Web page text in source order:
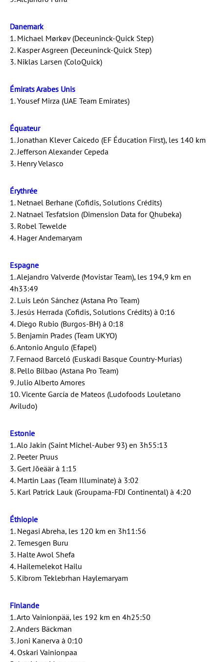
Danemark
1. Michael Mørkøv (Deceuninck-Quick Step)
2. Kasper Asgreen (Deceuninck-Quick Step)
3. Niklas Larsen (ColoQuick)
Émirats Arabes Unis
1. Yousef Mirza (UAE Team Emirates)
Équateur
1. Jonathan Klever Caicedo (EF Éducation First), les 140 km
2. Jefferson Alexander Cepeda
3. Henry Velasco
Érythrée
1. Netnael Berhane (Cofidis, Solutions Crédits)
2. Natnael Tesfatsion (Dimension Data for Qhubeka)
3. Robel Tewelde
4. Hager Andemaryam
Espagne
1. Alejandro Valverde (Movistar Team), les 194,9 km en
4h33:49
2. Luis León Sánchez (Astana Pro Team)
3. Jesús Herrada (Cofidis, Solutions Crédits) à 0:16
4. Diego Rubio (Burgos-BH) à 0:18
5. Benjamín Prades (Team UKYO)
6. Antonio Angulo (Efapel)
7. Fernaod Barceló (Euskadi Basque Country-Murias)
8. Pello Bilbao (Astana Pro Team)
9. Julio Alberto Amores
10. Vicente García de Mateos (Ludofoods Louletano
Aviludo)
Estonie
1. Alo Jakin (Saint Michel-Auber 93) en 3h55:13
2. Peeter Pruus
3. Gert Jõeäär à 1:15
4. Martin Laas (Team Illuminate) à 3:02
5. Karl Patrick Lauk (Groupama-FDJ Continental) à 4:20
Éthiopie
1. Negasi Abreha, les 120 km en 3h11:56
2. Temesgen Buru
3. Halte Awol Shefa
4. Hailemelekot Hailu
5. Kibrom Teklebrhan Haylemaryam
Finlande
1. Arto Vainionpää, les 192 km en 4h25:50
2. Anders Bäckman
3. Joni Kanerva à 0:10
4. Oskari Vainionpaa